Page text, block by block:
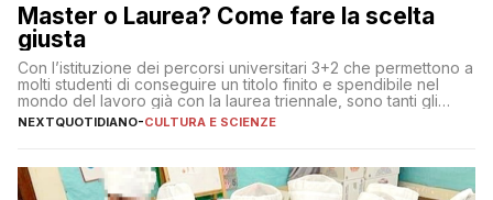
Master o Laurea? Come fare la scelta
giusta
Con l’istituzione dei percorsi universitari 3+2 che permettono a
molti studenti di conseguire un titolo finito e spendibile nel
mondo del lavoro già con la laurea triennale, sono tanti gli
interrogativi che si pongono gli studenti una volta raggiunto
l’obiettivo di primo livello
NEXTQUOTIDIANO-CULTURA E SCIENZE